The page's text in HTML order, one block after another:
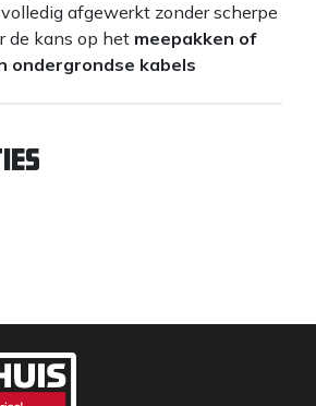
afgewerkt zonder scherpe
de kans op het meepakken of
ondergrondse kabels
die betrouwbaarheid en
vindt.